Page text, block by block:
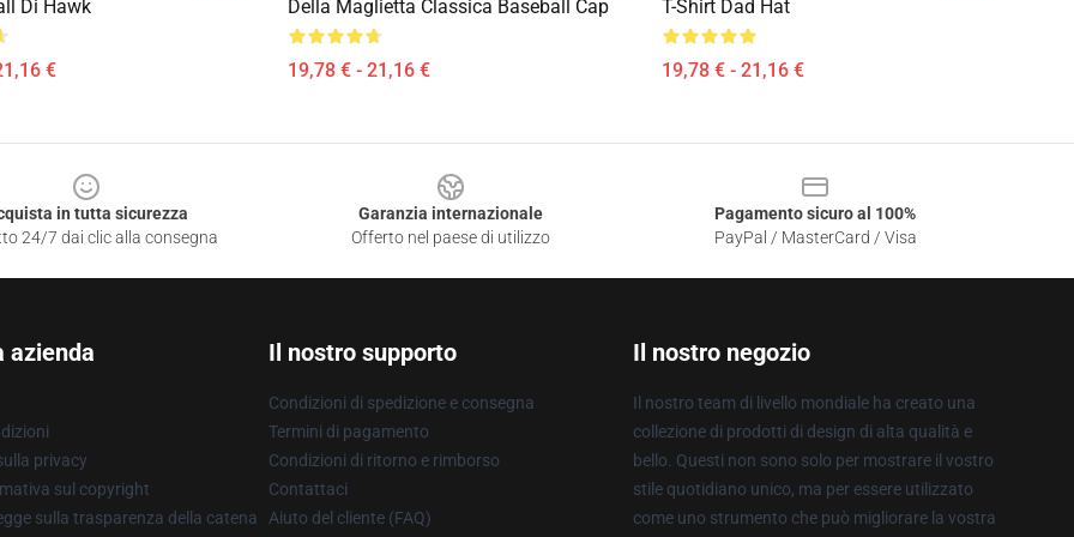
Di Hawk
€
Della Maglietta Classica Baseball Cap
19,78 € - 21,16 €
T-Shirt Dad Hat
19,78 € - 21,16 €
in tutta sicurezza
24/7 dai clic alla consegna
Garanzia internazionale
Offerto nel paese di utilizzo
Pagamento sicuro al 100%
PayPal / MasterCard / Visa
azienda
privacy
sul copyright
sulla trasparenza della catena
Il nostro supporto
Condizioni di spedizione e consegna
Termini di pagamento
Condizioni di ritorno e rimborso
Contattaci
Aiuto del cliente (FAQ)
Il nostro negozio
Il nostro team di livello mondiale ha creato una
collezione di prodotti di design di alta qualità e
bello. Questi non sono solo per mostrare il vostro
stile quotidiano unico, ma per essere utilizzato
come uno strumento che può migliorare la vostra